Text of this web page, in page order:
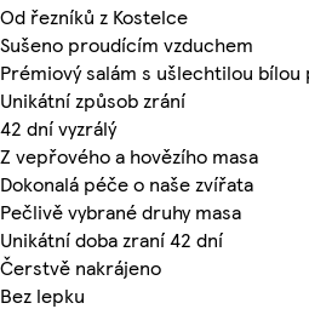
Od řezníků z Kostelce
Sušeno proudícím vzduchem
Prémiový salám s ušlechtilou
Unikátní způsob zrání
42 dní vyzrálý
Z vepřového a hovězího masa
Dokonalá péče o naše zvířata
Pečlivě vybrané druhy masa
Unikátní doba zraní 42 dní
Čerstvě nakrájeno
Bez lepku